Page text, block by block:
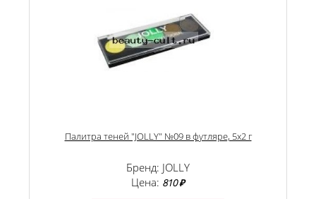
Палитра теней "JOLLY" №09 в футляре, 5х2 г
Бренд: JOLLY
Цена: 810 ₽